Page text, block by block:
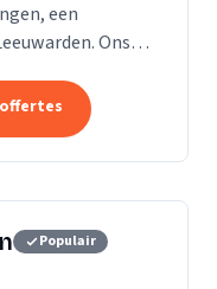
een
Ons
Populair